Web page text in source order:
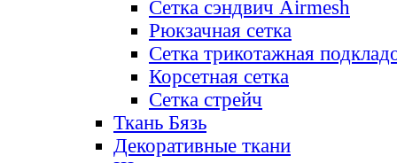
Сетка сэндвич Airmesh
Рюкзачная сетка
Сетка трикотажная
Корсетная сетка
Сетка стрейч
Ткань Бязь
Декоративные ткани